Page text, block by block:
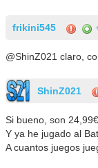
frikini545
@ShinZ021 claro,
ShinZ021
Si bueno, son 24,99€
Y ya he jugado al
A cuantos juegos